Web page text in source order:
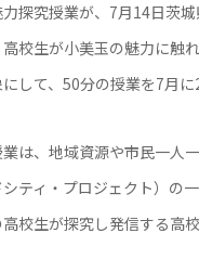
探究授業が、7月14日茨
校生が小美玉の魅力に触
して、50分の授業を7月に
は、地域資源や市民一人
ティ・プロジェクト）の
校生が探究し発信する高